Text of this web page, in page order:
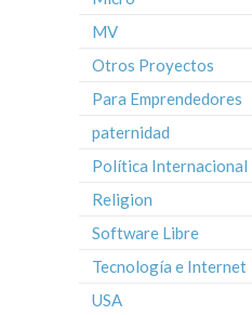
MV
Otros Proyectos
Para Emprendedores
paternidad
Política Internacional
Religion
Software Libre
Tecnología e Internet
USA